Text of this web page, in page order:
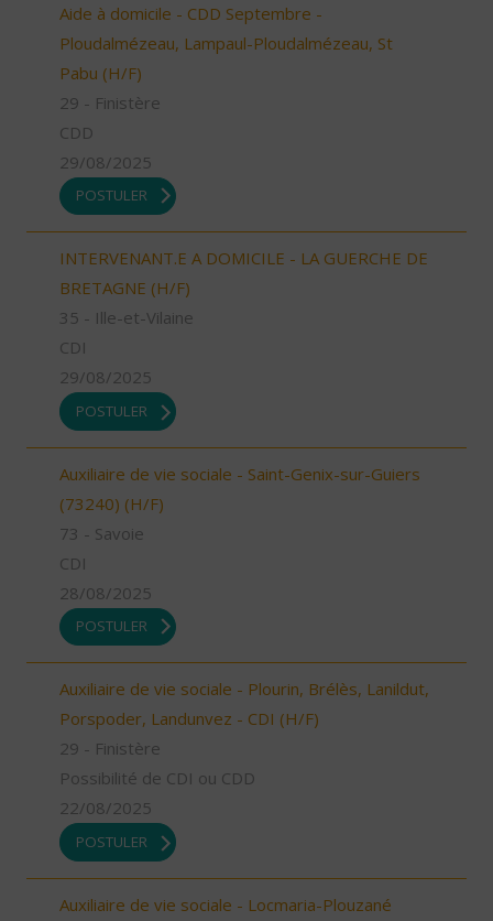
Aide à domicile - CDD Septembre -
Ploudalmézeau, Lampaul-Ploudalmézeau, St
Pabu (H/F)
29 - Finistère
CDD
29/08/2025
POSTULER
INTERVENANT.E A DOMICILE - LA GUERCHE DE
BRETAGNE (H/F)
35 - Ille-et-Vilaine
CDI
29/08/2025
POSTULER
Auxiliaire de vie sociale - Saint-Genix-sur-Guiers
(73240) (H/F)
73 - Savoie
CDI
28/08/2025
POSTULER
Auxiliaire de vie sociale - Plourin, Brélès, Lanildut,
Porspoder, Landunvez - CDI (H/F)
29 - Finistère
Possibilité de CDI ou CDD
22/08/2025
POSTULER
Auxiliaire de vie sociale - Locmaria-Plouzané